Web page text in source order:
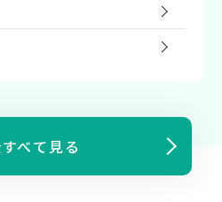
べて見る